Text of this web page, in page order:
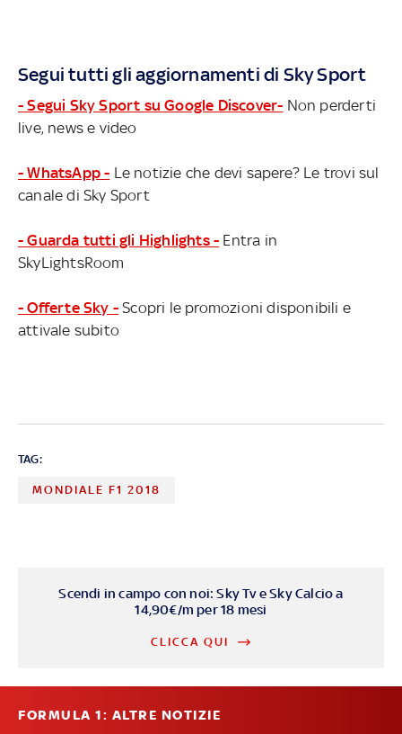
Segui tutti gli aggiornamenti di Sky Sport
- Segui Sky Sport su Google Discover- Non perderti
live, news e video
- WhatsApp - Le notizie che devi sapere? Le trovi sul
canale di Sky Sport
- Guarda tutti gli Highlights - Entra in
SkyLightsRoom
- Offerte Sky - Scopri le promozioni disponibili e
attivale subito
TAG:
MONDIALE F1 2018
Scendi in campo con noi: Sky Tv e Sky Calcio a
14,90€/m per 18 mesi
CLICCA QUI
FORMULA 1: ALTRE NOTIZIE